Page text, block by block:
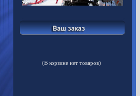
(В корзине нет товаров)